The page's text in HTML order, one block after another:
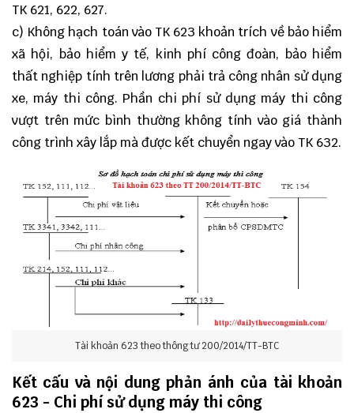
TK 621, 622, 627.
c) Không hạch toán vào TK 623 khoản trích về bảo hiểm
xã hội, bảo hiểm y tế, kinh phí công đoàn, bảo hiểm
thất nghiệp tính trên lương phải trả công nhân sử dụng
xe, máy thi công. Phần chi phí sử dụng máy thi công
vượt trên mức bình thường không tính vào giá thành
công trình xây lắp mà được kết chuyển ngay vào TK 632.
Tài khoản 623 theo thông tư 200/2014/TT-BTC
Kết cấu và nội dung phản ánh của tài khoản
623 - Chi phí sử dụng máy thi công